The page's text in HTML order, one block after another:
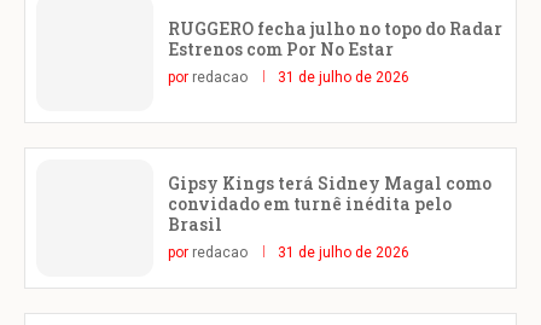
RUGGERO fecha julho no topo do Radar
Estrenos com Por No Estar
por redacao 31 de julho de 2026
Gipsy Kings terá Sidney Magal como
convidado em turnê inédita pelo
Brasil
por redacao 31 de julho de 2026